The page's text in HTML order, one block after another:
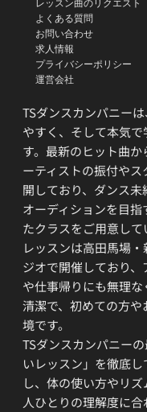
TSダンスカンパニー
やすく、そして本気
す。最新のヒット曲
ーティストの振付や
開しており、ダンス
オーディションを目
たクラスをご用意して
レッスンは高田馬場
ジオで開催しており
や仕事帰りにも無理
清潔で、初めての方
境です。
TSダンスカンパニー
いレッスン」を徹底
し、体の使い方やリ
人ひとりの理解度に
レッスン曲のリクエスト
よくある質問
お問い合わせ
求人情報
プライバシーポリシー
運営会社